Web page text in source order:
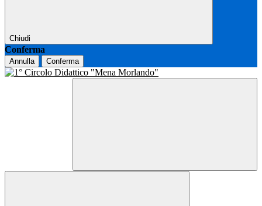
Chiudi
Conferma
Annulla Conferma